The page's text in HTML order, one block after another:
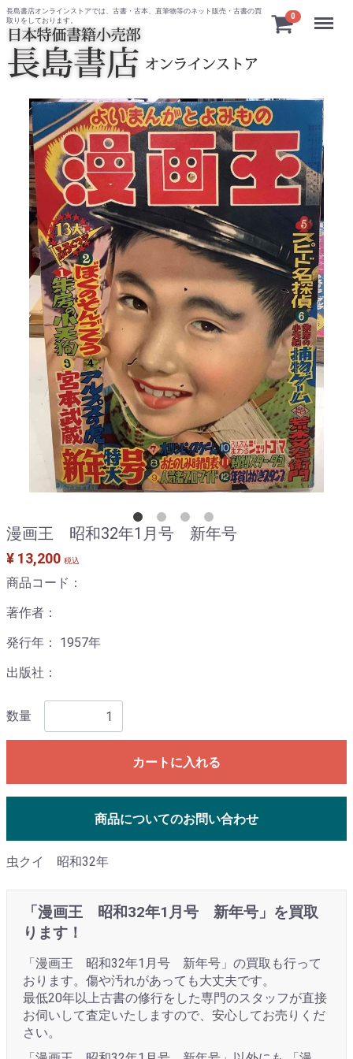
長島書店オンラインストアでは、古書・古本、直筆物等のネット販売・古書の買
取りをしております。
0 Menu
漫画王 昭和32年1月号 新年号
¥ 13,200 税込
商品コード：
著作者：
発行年： 1957年
出版社：
数量
カートに入れる
商品についてのお問い合わせ
虫クイ 昭和32年
「漫画王 昭和32年1月号 新年号」を買取
ります！
「漫画王 昭和32年1月号 新年号」の買取も行って
おります。傷や汚れがあっても大丈夫です。
最低20年以上古書の修行をした専門のスタッフが直接
お伺いして査定いたしますので、安心してお売りくだ
さい。